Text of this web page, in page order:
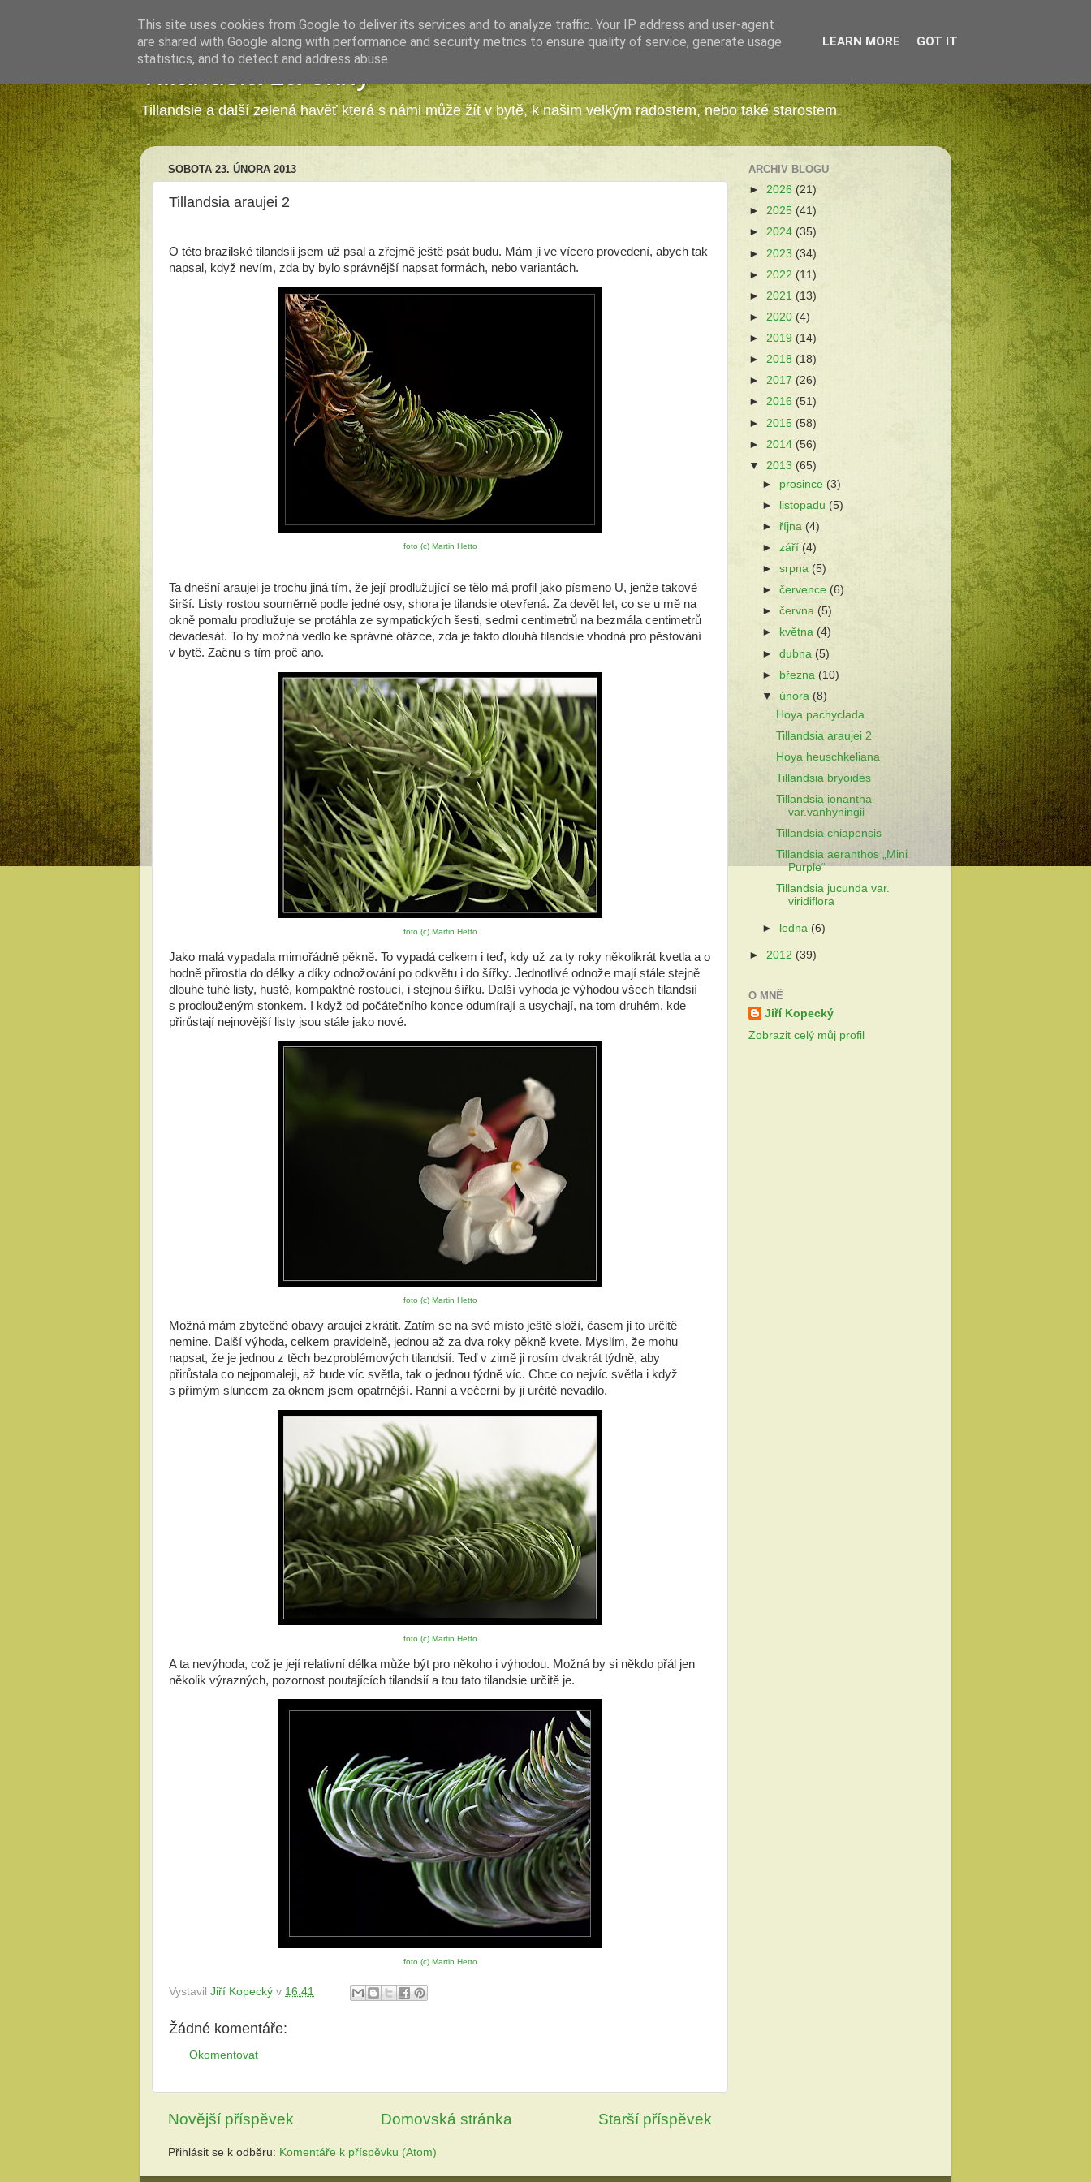
Tillandsia za okny
Tillandsie a další zelená havěť která s námi může žít v bytě, k našim velkým radostem, nebo také starostem.
SOBOTA 23. ÚNORA 2013
Tillandsia araujei 2
O této brazilské tilandsii jsem už psal a zřejmě ještě psát budu. Mám ji ve vícero provedení, abych tak
napsal, když nevím, zda by bylo správnější napsat formách, nebo variantách.
foto (c) Martin Hetto
Ta dnešní araujei je trochu jiná tím, že její prodlužující se tělo má profil jako písmeno U, jenže takové
širší. Listy rostou souměrně podle jedné osy, shora je tilandsie otevřená. Za devět let, co se u mě na
okně pomalu prodlužuje se protáhla ze sympatických šesti, sedmi centimetrů na bezmála centimetrů
devadesát. To by možná vedlo ke správné otázce, zda je takto dlouhá tilandsie vhodná pro pěstování
v bytě. Začnu s tím proč ano.
foto (c) Martin Hetto
Jako malá vypadala mimořádně pěkně. To vypadá celkem i teď, kdy už za ty roky několikrát kvetla a o
hodně přirostla do délky a díky odnožování po odkvětu i do šířky. Jednotlivé odnože mají stále stejně
dlouhé tuhé listy, hustě, kompaktně rostoucí, i stejnou šířku. Další výhoda je výhodou všech tilandsií
s prodlouženým stonkem. I když od počátečního konce odumírají a usychají, na tom druhém, kde
přirůstají nejnovější listy jsou stále jako nové.
foto (c) Martin Hetto
Možná mám zbytečné obavy araujei zkrátit. Zatím se na své místo ještě složí, časem ji to určitě
nemine. Další výhoda, celkem pravidelně, jednou až za dva roky pěkně kvete. Myslím, že mohu
napsat, že je jednou z těch bezproblémových tilandsií. Teď v zimě ji rosím dvakrát týdně, aby
přirůstala co nejpomaleji, až bude víc světla, tak o jednou týdně víc. Chce co nejvíc světla i když
s přímým sluncem za oknem jsem opatrnější. Ranní a večerní by ji určitě nevadilo.
foto (c) Martin Hetto
A ta nevýhoda, což je její relativní délka může být pro někoho i výhodou. Možná by si někdo přál jen
několik výrazných, pozornost poutajících tilandsií a tou tato tilandsie určitě je.
foto (c) Martin Hetto
Vystavil Jiří Kopecký v 16:41
Žádné komentáře:
Okomentovat
Novější příspěvek Starší příspěvek
Domovská stránka
Přihlásit se k odběru: Komentáře k příspěvku (Atom)
ARCHIV BLOGU
► 2026 (21)
► 2025 (41)
► 2024 (35)
► 2023 (34)
► 2022 (11)
► 2021 (13)
► 2020 (4)
► 2019 (14)
► 2018 (18)
► 2017 (26)
► 2016 (51)
► 2015 (58)
► 2014 (56)
▼ 2013 (65)
► prosince (3)
► listopadu (5)
►října(4)
►září (4)
►srpna(5)
►července (6)
►června (5)
►
května (4)
►dubna (5)
► března(10)
▼ února(8)
Hoya pachyclada
Tillandsia araujei 2
Hoya heuschkeliana
Tillandsia bryoides
Tillandsia ionantha
var.vanhyningii
Tillandsia chiapensis
Tillandsia aeranthos „Mini
Purple“
Tillandsia jucunda var.
viridiflora
► ledna (6)
► 2012 (39)
O MNĚ
Jiří Kopecký
Zobrazit celý můj profil
This site uses cookies from Google to deliver its services and to analyze traffic. Your IP address and user-agent
are shared with Google along with performance and security metrics to ensure quality of service, generate usage
statistics, and to detect and address abuse.
LEARN MORE GOT IT